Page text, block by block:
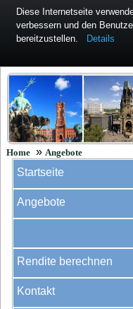
Home » Angebote
Startseite
Angebote
Rendite berechnen
Kontakt
Diese Internetseite
verbessern und den
bereitzustellen.
Details